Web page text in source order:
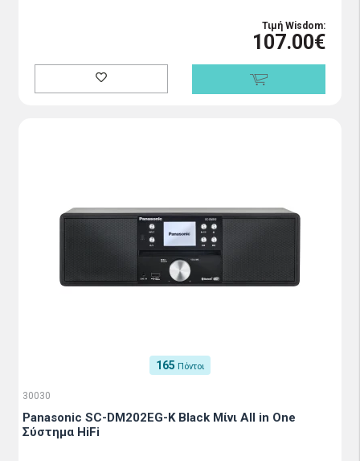
Τιμή Wisdom:
107.00€
165 Πόντοι
30030
Panasonic SC-DM202EG-K Black Μίνι All in One
Σύστημα HiFi